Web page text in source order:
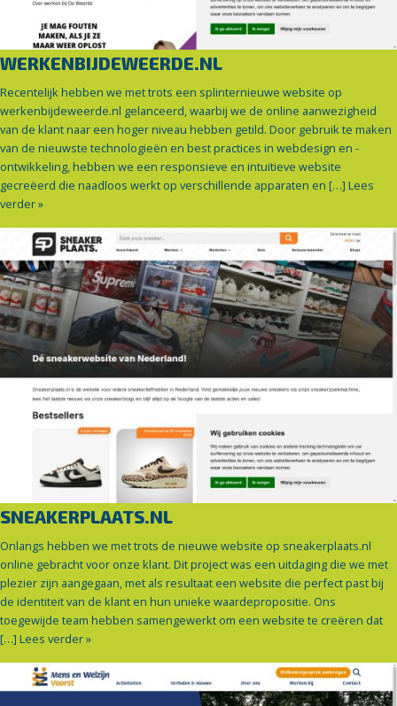
WERKENBIJDEWEERDE.NL
Recentelijk hebben we met trots een splinternieuwe website op
werkenbijdeweerde.nl gelanceerd, waarbij we de online aanwezigheid
van de klant naar een hoger niveau hebben getild. Door gebruik te maken
van de nieuwste technologieën en best practices in webdesign en -
ontwikkeling, hebben we een responsieve en intuïtieve website
gecreëerd die naadloos werkt op verschillende apparaten en […] Lees
verder »
SNEAKERPLAATS.NL
Onlangs hebben we met trots de nieuwe website op sneakerplaats.nl
online gebracht voor onze klant. Dit project was een uitdaging die we met
plezier zijn aangegaan, met als resultaat een website die perfect past bij
de identiteit van de klant en hun unieke waardepropositie. Ons
toegewijde team hebben samengewerkt om een website te creëren dat
[…] Lees verder »